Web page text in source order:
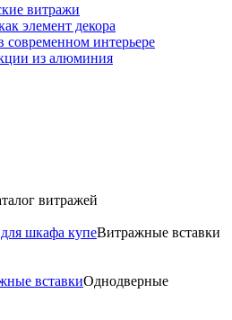
витражи
элемент декора
современном интерьере
из алюминия
витражей
шкафа купеВитражные вставки
вставкиОднодверные